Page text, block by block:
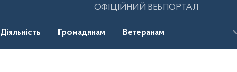
ОФІЦІЙНИЙ ВЕБПОРТАЛ
Діяльність Громадянам Ветеранам